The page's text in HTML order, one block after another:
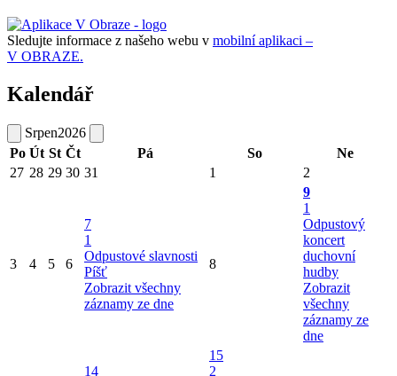
Sledujte informace z našeho webu v mobilní aplikaci –
V OBRAZE.
Kalendář
Srpen2026
Po Út St Čt Pá So
Ne
27 28 29 30 31 1 2
3 4 5 6
7
1
Odpustové slavnosti
Píšť
Zobrazit všechny
záznamy ze dne
8
9
1
Odpustový
koncert
duchovní
hudby
Zobrazit
všechny
záznamy ze
dne
14
15
2